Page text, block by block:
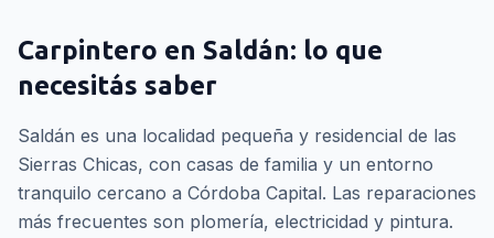
Carpintero en Saldán: lo que
necesitás saber
Saldán es una localidad pequeña y residencial de las
Sierras Chicas, con casas de familia y un entorno
tranquilo cercano a Córdoba Capital. Las reparaciones
más frecuentes son plomería, electricidad y pintura.